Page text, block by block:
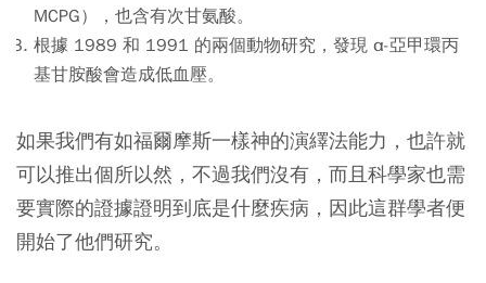
MCPG），也含有次甘氨酸。
根據 1989 和 1991 的兩個動物研究，發現 α-亞甲環丙
基甘胺酸會造成低血壓。
如果我們有如福爾摩斯一樣神的演繹法能力，也許就
可以推出個所以然，不過我們沒有，而且科學家也需
要實際的證據證明到底是什麼疾病，因此這群學者便
開始了他們研究。